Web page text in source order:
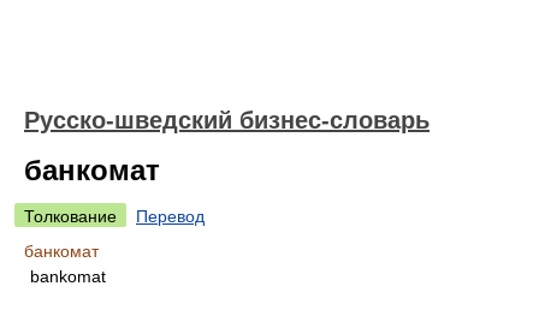
Русско-шведский бизнес-словарь
банкомат
Толкование
Перевод
банкомат
bankomat